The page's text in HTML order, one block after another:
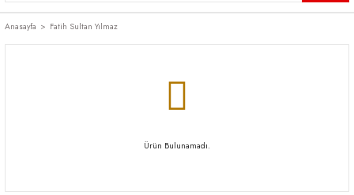
Anasayfa Fatih Sultan Yılmaz
Ürün Bulunamadı.